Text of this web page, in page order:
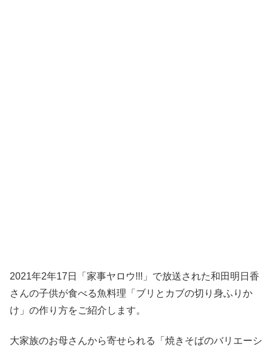
2021年2年17日「家事ヤロウ!!!」で放送された和田明日香
さんの子供が食べる魚料理「ブリとカブの切り身ふりか
け」の作り方をご紹介します。
大家族のお母さんから寄せられる「焼きそばのバリエーシ